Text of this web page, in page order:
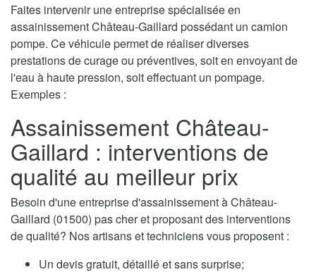
Faites intervenir une entreprise spécialisée en
assainissement Château-Gaillard possédant un camion
pompe. Ce véhicule permet de réaliser diverses
prestations de curage ou préventives, soit en envoyant de
l'eau à haute pression, soit effectuant un pompage.
Exemples :
Assainissement Château-
Gaillard : interventions de
qualité au meilleur prix
Besoin d'une entreprise d'assainissement à Château-
Gaillard (01500) pas cher et proposant des interventions
de qualité? Nos artisans et techniciens vous proposent :
Un devis gratuit, détaillé et sans surprise;